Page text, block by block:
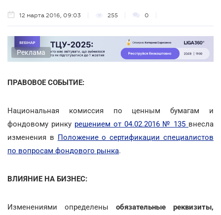
12 марта 2016, 09:03 255 0
Реклама
ПРАВОВОЕ СОБЫТИЕ:
Национальная комиссия по ценным бумагам и
фондовому ринку решением от 04.02.2016 № 135 внесла
изменения в Положение о сертификации специалистов
по вопросам фондового рынка.
ВЛИЯНИЕ НА БИЗНЕС:
Изменениями определены обязательные реквизиты,